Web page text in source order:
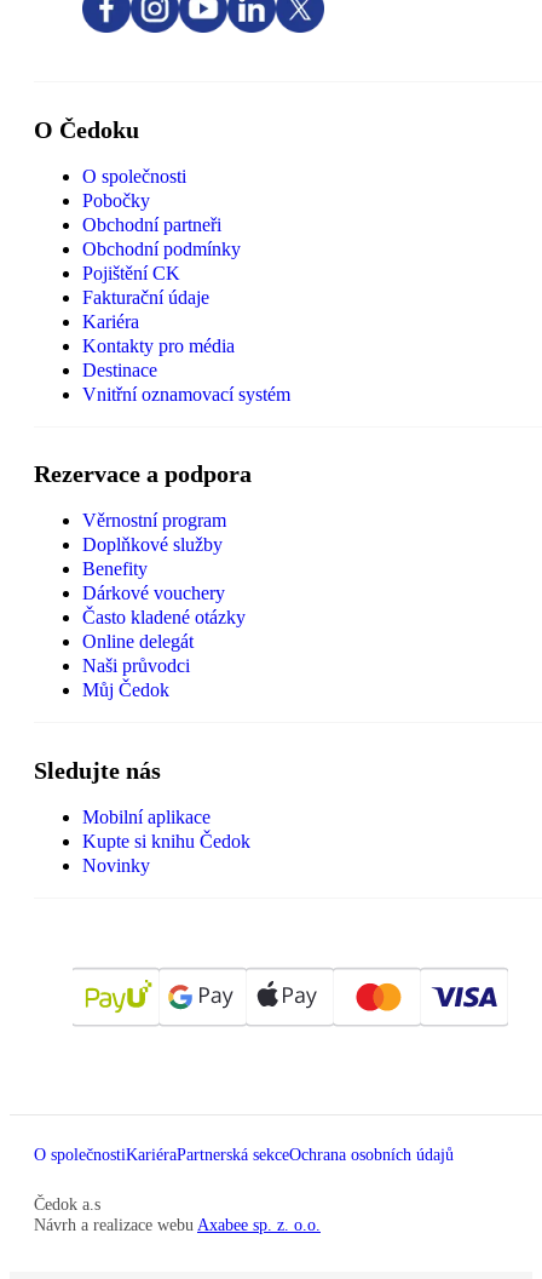
O Čedoku
O společnosti
Pobočky
Obchodní partneři
Obchodní podmínky
Pojištění CK
Fakturační údaje
Kariéra
Kontakty pro média
Destinace
Vnitřní oznamovací systém
Rezervace a podpora
Věrnostní program
Doplňkové služby
Benefity
Dárkové vouchery
Často kladené otázky
Online delegát
Naši průvodci
Můj Čedok
Sledujte nás
Mobilní aplikace
Kupte si knihu Čedok
Novinky
O společnostiKariéraPartnerská sekceOchrana osobních údajů
Čedok a.s
Návrh a realizace webu Axabee sp. z. o.o.